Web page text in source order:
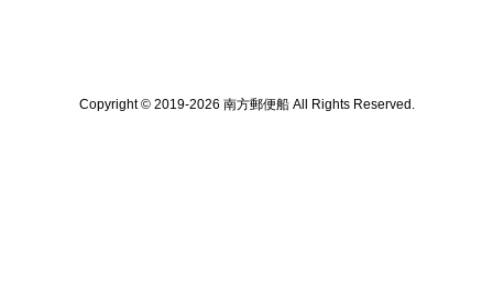
Copyright © 2019-2026 南方郵便船 All Rights Reserved.